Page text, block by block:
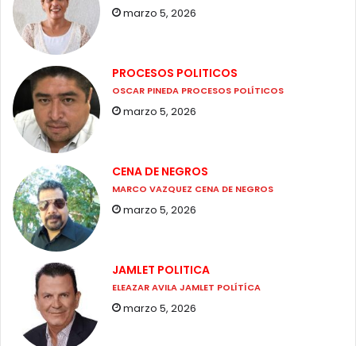
marzo 5, 2026
PROCESOS POLITICOS
OSCAR PINEDA PROCESOS POLÍTICOS
marzo 5, 2026
CENA DE NEGROS
MARCO VAZQUEZ CENA DE NEGROS
marzo 5, 2026
JAMLET POLITICA
ELEAZAR AVILA JAMLET POLÍTÍCA
marzo 5, 2026